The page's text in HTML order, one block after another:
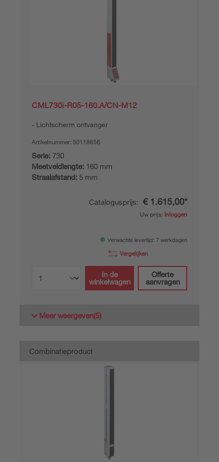
CML730i-R05-160.A/CN-M12
Lichtscherm ontvanger
Artikelnummer: 50118656
Serie: 730
Meetveldlengte: 160 mm
Straalafstand: 5 mm
Catalogusprijs: € 1.615,00*
Uw prijs: Inloggen
Verwachte levertijd: 7 werkdagen
Vergelijken
In de
winkelwagen
Offerte
aanvragen
Meer weergeven(5)
Combinatieproduct